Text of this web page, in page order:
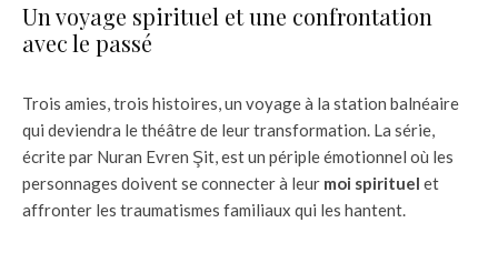
Un voyage spirituel et une confrontation
avec le passé
Trois amies, trois histoires, un voyage à la station balnéaire
qui deviendra le théâtre de leur transformation. La série,
écrite par Nuran Evren Şit, est un périple émotionnel où les
personnages doivent se connecter à leur moi spirituel et
affronter les traumatismes familiaux qui les hantent.